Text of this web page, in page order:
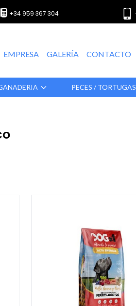
+34 959 367 304
EMPRESA GALERÍA CONTACTO
PECES / TORTUGAS